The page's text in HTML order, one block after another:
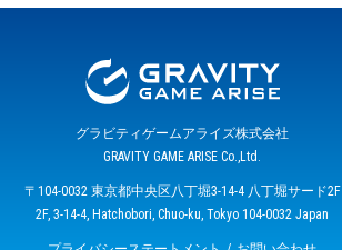
グラビティゲームアライズ株式会社
GRAVITY GAME ARISE Co.,Ltd.
〒104-0032 東京都中央区八丁堀3-14-4 八丁堀サード2F
2F, 3-14-4, Hatchobori, Chuo-ku, Tokyo 104-0032 Japan